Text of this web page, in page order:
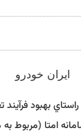
بهبود
ثبت اطلاعات شخصی مغایر،از